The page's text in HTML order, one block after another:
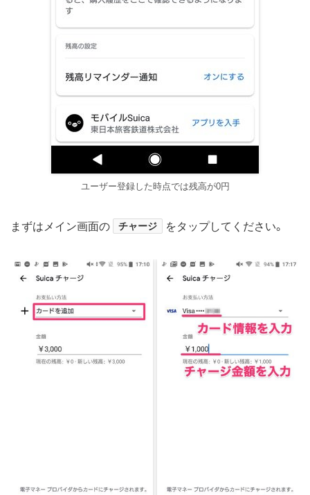
ユーザー登録した時点では残高が0円
まずはメイン画面の チャージ をタップしてください。